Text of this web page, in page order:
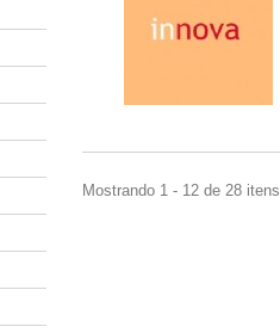
Mostrando 1 - 12 de 28 itens